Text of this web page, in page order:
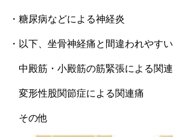
・糖尿病などによる神経炎
・以下、坐骨神経痛と間違われやす
中殿筋・小殿筋の筋緊張による関
変形性股関節症による関連痛
その他